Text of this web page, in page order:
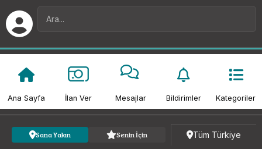
Ana Sayfa İlan Ver Mesajlar Bildirimler Kategoriler
Sana Yakın Senin İçin Tüm Türkiye